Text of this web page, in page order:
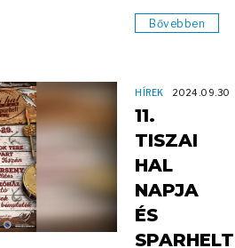
Bővebben
HÍREK 2024.09.30
11.
TISZAI
HAL
NAPJA
ÉS
SPARHELT